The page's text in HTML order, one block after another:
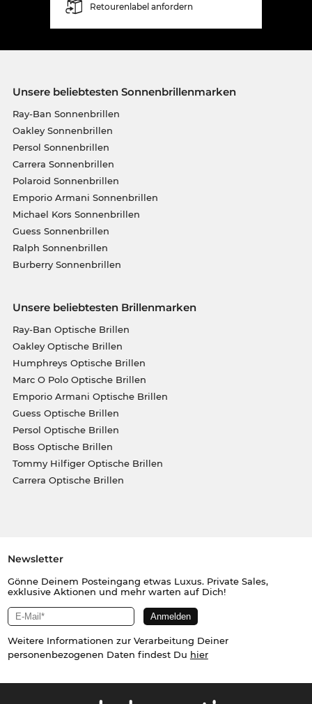
Retourenlabel anfordern
Unsere beliebtesten Sonnenbrillenmarken
Ray-Ban Sonnenbrillen
Oakley Sonnenbrillen
Persol Sonnenbrillen
Carrera Sonnenbrillen
Polaroid Sonnenbrillen
Emporio Armani Sonnenbrillen
Michael Kors Sonnenbrillen
Guess Sonnenbrillen
Ralph Sonnenbrillen
Burberry Sonnenbrillen
Unsere beliebtesten Brillenmarken
Ray-Ban Optische Brillen
Oakley Optische Brillen
Humphreys Optische Brillen
Marc O Polo Optische Brillen
Emporio Armani Optische Brillen
Guess Optische Brillen
Persol Optische Brillen
Boss Optische Brillen
Tommy Hilfiger Optische Brillen
Carrera Optische Brillen
Newsletter
Gönne Deinem Posteingang etwas Luxus. Private Sales,
exklusive Aktionen und mehr warten auf Dich!
Weitere Informationen zur Verarbeitung Deiner
personenbezogenen Daten findest Du hier